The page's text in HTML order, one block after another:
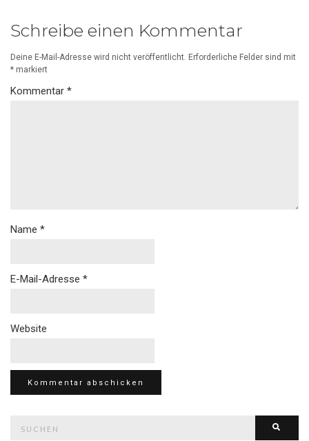
Schreibe einen Kommentar
Deine E-Mail-Adresse wird nicht veröffentlicht. Erforderliche Felder sind mit
* markiert
Kommentar *
Name *
E-Mail-Adresse *
Website